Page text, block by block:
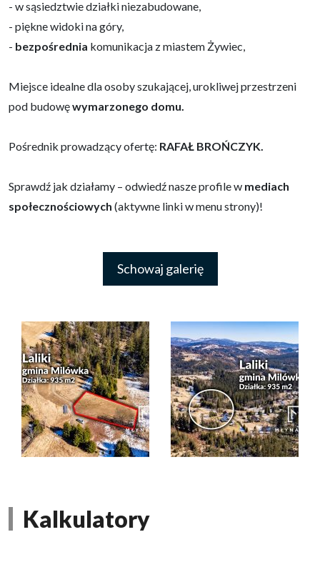
- w sąsiedztwie działki niezabudowane,
- piękne widoki na góry,
- bezpośrednia komunikacja z miastem Żywiec,
Miejsce idealne dla osoby szukającej, urokliwej przestrzeni
pod budowęwymarzonego domu.
Pośrednik prowadzący ofertę: RAFAŁ BROŃCZYK
Sprawdź jak działamy – odwiedź nasze profile w mediach
społecznościowych (aktywne linki w menu strony)!
Schowaj galerię
Kalkulatory